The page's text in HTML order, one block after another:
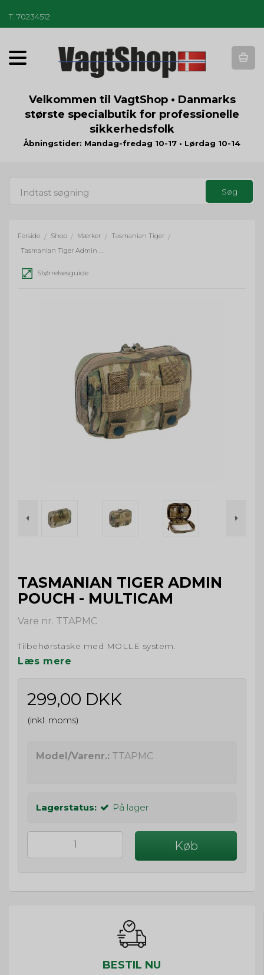
T 70234512
T
o
g
a
t
n
Velkommen til VagtShop • Danmarks
største specialbutik for professionelle
sikkerhedsfolk
Åbningstider: Mandag-fredag 10-17 • Lørdag 10-14
Forside / Shop / Mærker / Tasmanian Tiger /
Tasmanian Tiger Admin Pouch - Multicam
Størrelsesguide
TASMANIAN TIGER ADMIN
POUCH - MULTICAM
Vare nr. TTAPMC
Tilbehørstaske med MOLLE system.
Læs mere
299,00 DKK
(inkl. moms)
Model/Varenr.: TTAPMC
Lagerstatus: På lager
Køb
BESTIL NU